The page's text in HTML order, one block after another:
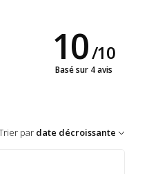
10/10
Basé sur 4 avis
par date décroissante